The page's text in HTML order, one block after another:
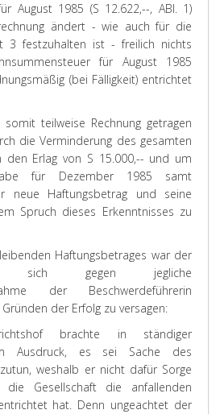
August 1985 (S 12.622,--, ABl. 1)
ändert - wie auch für die
3 festzuhalten ist - freilich nichts
für August 1985
(bei Fälligkeit) entrichtet
teilweise Rechnung getragen
die Verminderung des gesamten
den Erlag von S 15.000,-- und um
für Dezember 1985 samt
neue Haftungsbetrag und seine
Spruch dieses Erkenntnisses zu
Haftungsbetrages war der
sich gegen jegliche
der Beschwerdeführerin
der Erfolg zu versagen:
brachte in ständiger
Ausdruck, es sei Sache des
weshalb er nicht dafür Sorge
Gesellschaft die anfallenden
hat. Denn ungeachtet der